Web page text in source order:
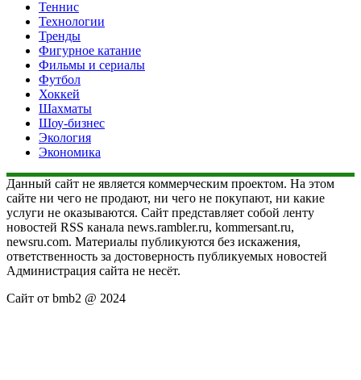
Теннис
Технологии
Тренды
Фигурное катание
Фильмы и сериалы
Футбол
Хоккей
Шахматы
Шоу-бизнес
Экология
Экономика
Данный сайт не является коммерческим проектом. На этом
сайте ни чего не продают, ни чего не покупают, ни какие
услуги не оказываются. Сайт представляет собой ленту
новостей RSS канала news.rambler.ru, kommersant.ru,
newsru.com. Материалы публикуются без искажения,
ответственность за достоверность публикуемых новостей
Администрация сайта не несёт.
Сайт от bmb2 @ 2024